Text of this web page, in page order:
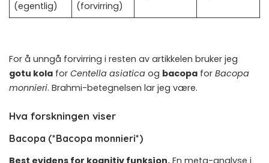
(egentlig)
(forvirring)
For å unngå forvirring i resten av artikkelen bruker jeg
gotu kola for Centella asiatica og bacopa for Bacopa
monnieri. Brahmi-betegnelsen lar jeg være.
Hva forskningen viser
Bacopa (*Bacopa monnieri*)
Best evidens for kognitiv funksjon. En meta-analyse i